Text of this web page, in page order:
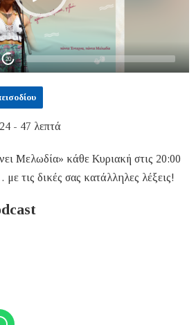
20
- 47 λεπτά
Μελωδία» κάθε Κυριακή στις 20:00
τις δικές σας κατάλληλες λέξεις!